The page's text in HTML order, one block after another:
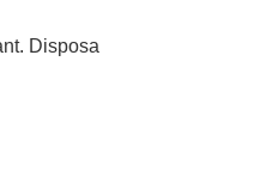
Disposa